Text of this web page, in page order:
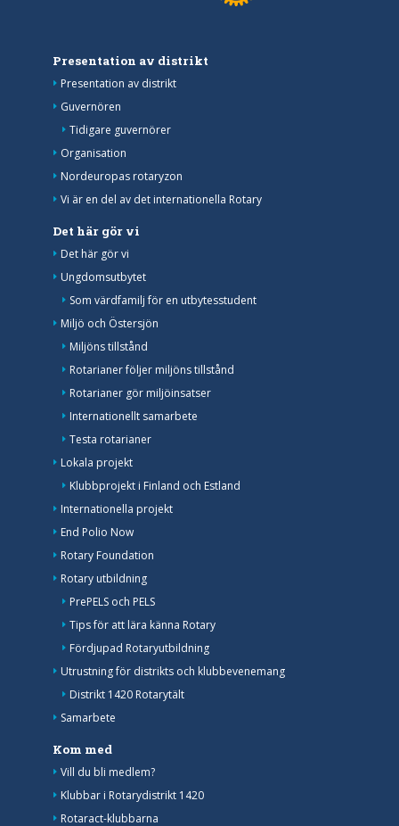
Presentation av distrikt
Presentation av distrikt
Guvernören
Tidigare guvernörer
Organisation
Nordeuropas rotaryzon
Vi är en del av det internationella Rotary
Det här gör vi
Det här gör vi
Ungdomsutbytet
Som värdfamilj för en utbytesstudent
Miljö och Östersjön
Miljöns tillstånd
Rotarianer följer miljöns tillstånd
Rotarianer gör miljöinsatser
Internationellt samarbete
Testa rotarianer
Lokala projekt
Klubbprojekt i Finland och Estland
Internationella projekt
End Polio Now
Rotary Foundation
Rotary utbildning
PrePELS och PELS
Tips för att lära känna Rotary
Fördjupad Rotaryutbildning
Utrustning för distrikts och klubbevenemang
Distrikt 1420 Rotarytält
Samarbete
Kom med
Vill du bli medlem?
Klubbar i Rotarydistrikt 1420
Rotaract-klubbarna